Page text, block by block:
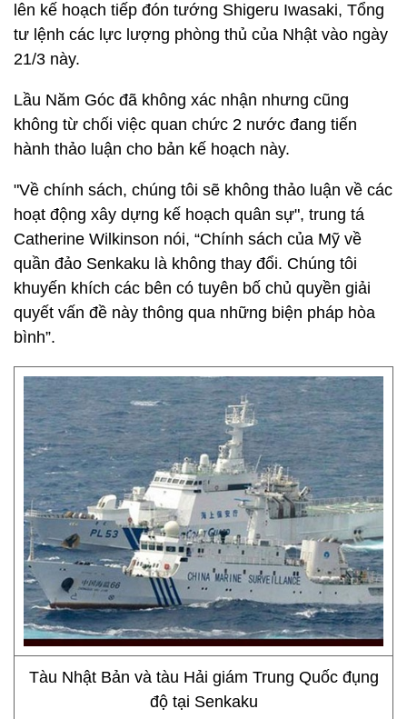
lên kế hoạch tiếp đón tướng Shigeru Iwasaki, Tổng
tư lệnh các lực lượng phòng thủ của Nhật vào ngày
21/3 này.
Lầu Năm Góc đã không xác nhận nhưng cũng
không từ chối việc quan chức 2 nước đang tiến
hành thảo luận cho bản kế hoạch này.
"Về chính sách, chúng tôi sẽ không thảo luận về các
hoạt động xây dựng kế hoạch quân sự", trung tá
Catherine Wilkinson nói, “Chính sách của Mỹ về
quần đảo Senkaku là không thay đổi. Chúng tôi
khuyến khích các bên có tuyên bố chủ quyền giải
quyết vấn đề này thông qua những biện pháp hòa
bình”.
Tàu Nhật Bản và tàu Hải giám Trung Quốc đụng
độ tại Senkaku